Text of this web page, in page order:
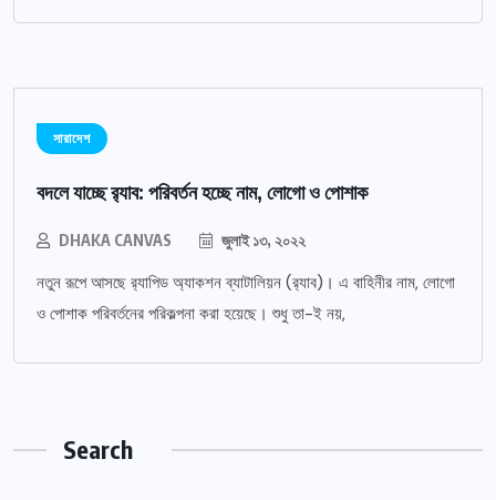
সারাদেশ
বদলে যাচ্ছে র‌্যাব: পরিবর্তন হচ্ছে নাম, লোগো ও পোশাক
DHAKA CANVAS জুলাই ১৩, ২০২২
নতুন রূপে আসছে র‌্যাপিড অ্যাকশন ব্যাটালিয়ন (র‌্যাব)। এ বাহিনীর নাম, লোগো
ও পোশাক পরিবর্তনের পরিকল্পনা করা হয়েছে। শুধু তা-ই নয়,
Search